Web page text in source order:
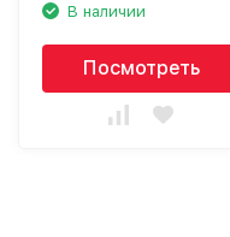
В наличии
Посмотреть